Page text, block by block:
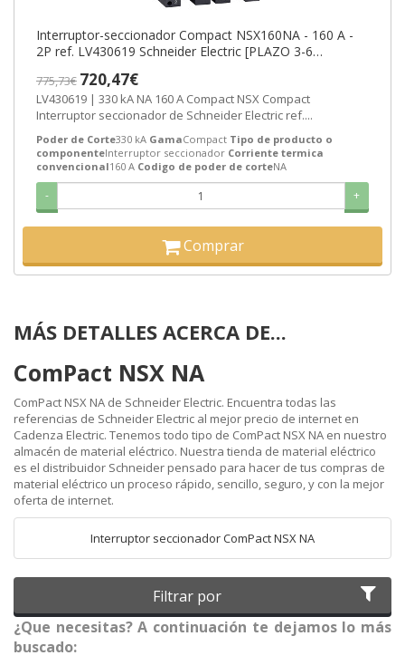
Interruptor-seccionador Compact NSX160NA - 160 A -
2P ref. LV430619 Schneider Electric [PLAZO 3-6
775,73€ 720,47€
LV430619 | 330 kA NA 160 A Compact NSX Compact
Interruptor seccionador de Schneider Electric ref....
Poder de Corte330 kA GamaCompact Tipo de producto o
componenteInterruptor seccionador Corriente termica
convencional160 A Codigo de poder de corteNA
- +
Comprar
MÁS DETALLES ACERCA DE...
ComPact NSX NA
ComPact NSX NA de Schneider Electric. Encuentra todas las
referencias de Schneider Electric al mejor precio de internet en
Cadenza Electric. Tenemos todo tipo de ComPact NSX NA en nuestro
almacén de material eléctrico. Nuestra tienda de material eléctrico
es el distribuidor Schneider pensado para hacer de tus compras de
material eléctrico un proceso rápido, sencillo, seguro, y con la mejor
oferta de internet.
Interruptor seccionador ComPact NSX NA
Filtrar por
¿Que necesitas? A continuación te dejamos lo más
buscado: